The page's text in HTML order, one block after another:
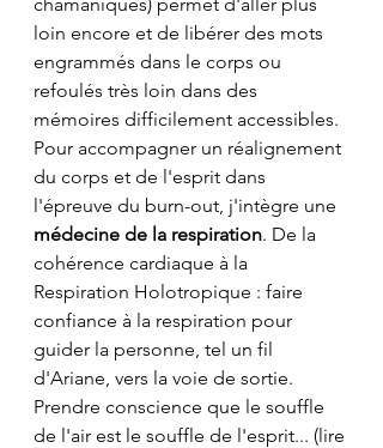
loin encore et de libérer des mots
engrammés dans le corps ou
refoulés très loin dans des
mémoires difficilement accessibles.
Pour accompagner un réalignement
du corps et de l'esprit dans
l'épreuve du burn-out, j'intègre une
médecine de la respiration. De la
cohérence cardiaque à la
Respiration Holotropique : faire
confiance à la respiration pour
guider la personne, tel un fil
d'Ariane, vers la voie de sortie.
Prendre conscience que le souffle
de l'air est le souffle de l'esprit... (lire